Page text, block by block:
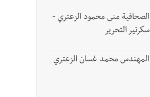
الصحافية منى محمود الزعتري -
سكرتير التحرير
المهندس محمد غسان الزعتري